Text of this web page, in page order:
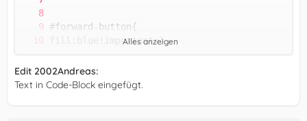
Alles anzeigen
Edit 2002Andreas:
Text in Code-Block eingefügt.